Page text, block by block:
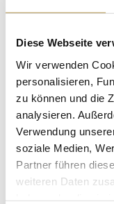
Diese Webseite
Wir verwenden
personalisieren,
zu können und die
analysieren.
Verwendung
soziale Medien,
Partner führen
weiteren Daten
« Alle
Diese
21 Juni, 14:00-14:15
in der Dampfsauna,